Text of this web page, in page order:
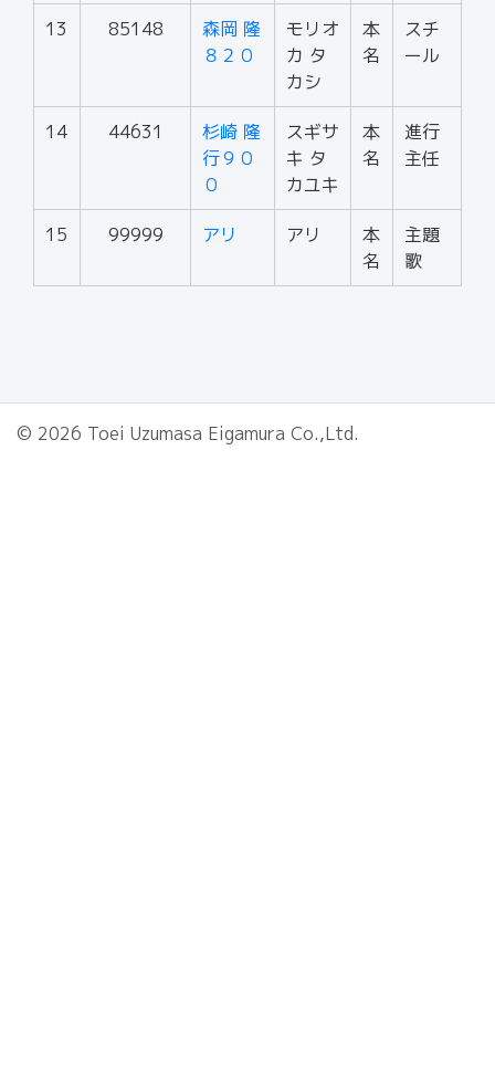
13 85148
森岡 隆
８２０
モリオ
カ タ
カシ
本
名
スチ
ール
14 44631
杉崎 隆
行９０
０
スギサ
キ タ
カユキ
本
名
進行
主任
15 99999 アリ アリ
本
名
主題
歌
© 2026 Toei Uzumasa Eigamura Co.,Ltd.